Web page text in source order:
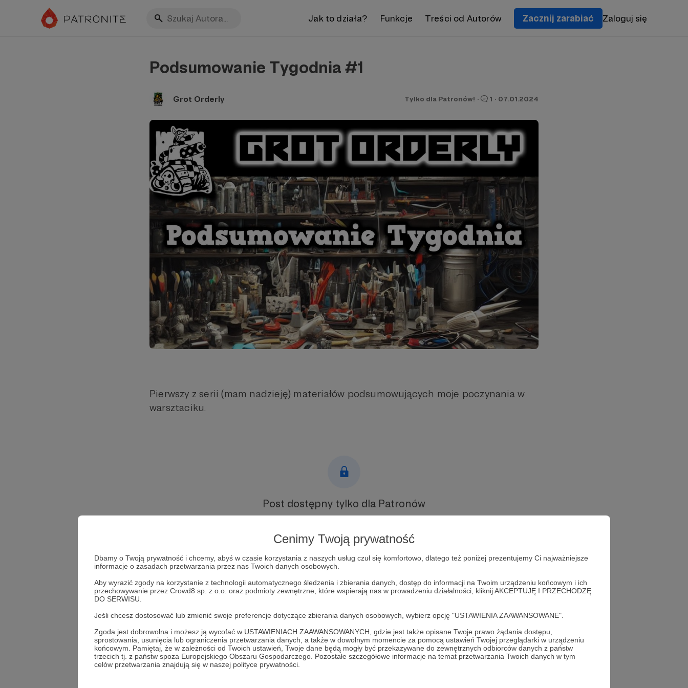
Cenimy Twoją prywatność
Dbamy o Twoją prywatność i chcemy, abyś w czasie korzystania z naszych usług czuł się komfortowo, dlatego też poniżej prezentujemy Ci najważniejsze
informacje o zasadach przetwarzania przez nas Twoich danych osobowych.
Aby wyrazić zgody na korzystanie z technologii automatycznego śledzenia i zbierania danych, dostęp do informacji na Twoim urządzeniu końcowym i ich
przechowywanie przez Crowd8 sp. z o.o. oraz podmioty zewnętrzne, które wspierają nas w prowadzeniu działalności, kliknij AKCEPTUJĘ I PRZECHODZĘ
DO SERWISU.
Jeśli chcesz dostosować lub zmienić swoje preferencje dotyczące zbierania danych osobowych, wybierz opcję "USTAWIENIA ZAAWANSOWANE".
Zgoda jest dobrowolna i możesz ją wycofać w USTAWIENIACH ZAAWANSOWANYCH, gdzie jest także opisane Twoje prawo żądania dostępu,
sprostowania, usunięcia lub ograniczenia przetwarzania danych, a także w dowolnym momencie za pomocą ustawień Twojej przeglądarki w urządzeniu
końcowym. Pamiętaj, że w zależności od Twoich ustawień, Twoje dane będą mogły być przekazywane do zewnętrznych odbiorców danych z państw
trzecich tj. z państw spoza Europejskiego Obszaru Gospodarczego. Pozostałe szczegółowe informacje na temat przetwarzania Twoich danych w tym
celów przetwarzania znajdują się w naszej polityce prywatności.
Jak to działa? Funkcje Treści od Autorów Zacznij zarabiać Zaloguj się
Podsumowanie Tygodnia #1
Grot Orderly Tylko dla Patronów! · 1 · 07.01.2024
Pierwszy z serii (mam nadzieję) materiałów podsumowujących moje poczynania w
warsztaciku.
Post dostępny tylko dla Patronów
Zostań Patronem
Grot Orderly Zobacz profil autora